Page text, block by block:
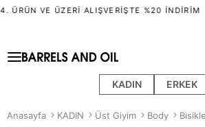
ÜRÜN VE ÜZERI ALIŞVERIŞTE %20 İNDIRIM
KADIN ERKEK
Anasayfa KADIN Üst Giyim Body